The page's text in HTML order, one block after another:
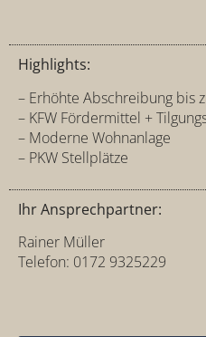
Highlights:
– Erhöhte Abschreibung bis
– KFW Fördermittel +
– Moderne Wohnanlage
– PKW Stellplätze
Ihr Ansprechpartner:
Rainer Müller
Telefon: 0172 9325229